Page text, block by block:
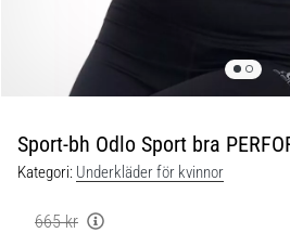
löpning
drabbar
alla
löpare
minst
Sport-bh Odlo Sport bra
Kategori: Underkläder för kvinnor
665 kr